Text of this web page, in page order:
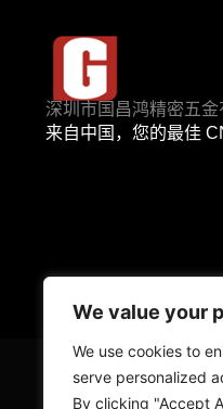
We value your
We use cookies to
serve personalized
By clicking "Accept
深圳市国昌鸿精密五金
来自中国，您的最佳